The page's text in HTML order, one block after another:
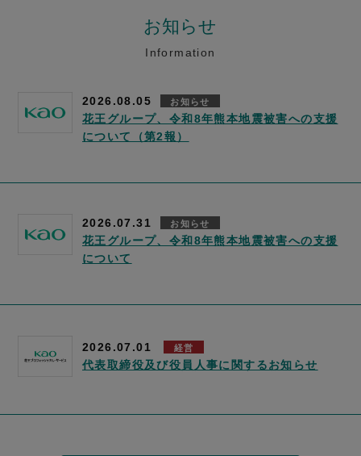
お知らせ
Information
2026.08.05 お知らせ
花王グループ、令和8年熊本地震被害への支援
について（第2報）
2026.07.31 お知らせ
花王グループ、令和8年熊本地震被害への支援
について
2026.07.01 経営
代表取締役及び役員人事に関するお知らせ